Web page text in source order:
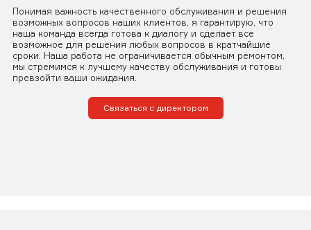
Понимая важность качественного обслуживания и решения
возможных вопросов наших клиентов, я гарантирую, что
наша команда всегда готова к диалогу и сделает все
возможное для решения любых вопросов в кратчайшие
сроки. Наша работа не ограничивается обычным ремонтом,
мы стремимся к лучшему качеству обслуживания и готовы
превзойти ваши ожидания.
Связаться с директором